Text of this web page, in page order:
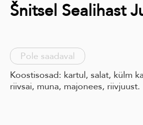
Šnitsel Sealihast
Pole saadaval
Koostisosad: kartul, salat, külm
riivsai, muna, majonees, riivjuust.